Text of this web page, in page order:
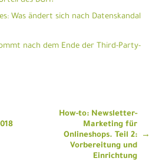
Was ändert sich nach Datenskandal
nach dem Ende der Third-Party-
How-to: Newsletter-
Marketing für
Onlineshops. Teil 2:
Vorbereitung und
Einrichtung